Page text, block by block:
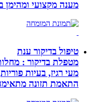
מענה מקצועי ומהימן
טיפול בדיקור ענת
מטפלת בדיקור : מחלות
מעי רגיז, בעיות פוריות,
התאמת תזונה מתאימה,